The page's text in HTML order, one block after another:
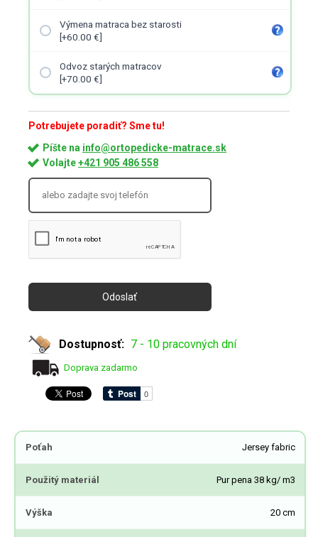
Výmena matraca bez starosti
[+60.00 €]
Odvoz starých matracov
[+70.00 €]
Potrebujete poradiť? Sme tu!
Píšte na info@ortopedicke-matrace.sk
Volajte+421 905 486 558
Dostupnosť: 7 - 10 pracovných dní
Doprava zadarmo
Poťah Jersey fabric
Použitý materiál Pur pena 38 kg/ m3
Výška 20 cm